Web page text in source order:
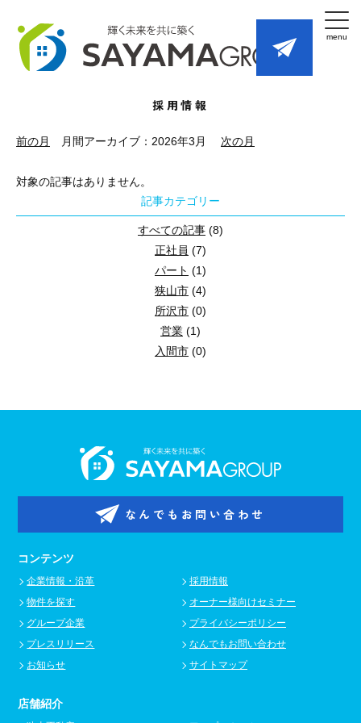
採用情報
記事カテゴリー
すべての記事 (8)
正社員 (7)
パート (1)
狭山市 (4)
所沢市 (0)
営業 (1)
入間市 (0)
前の月 月間アーカイブ：2026年3月 次の月
対象の記事はありません。
なんでもお問い合わせ
コンテンツ
企業情報・沿革
物件を探す
グループ企業
プレスリリース
お知らせ
採用情報
オーナー様向けセミナー
プライバシーポリシー
なんでもお問い合わせ
サイトマップ
店舗紹介